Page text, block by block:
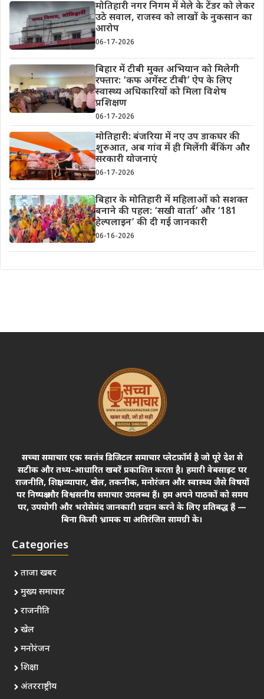
मोतिहारी नगर निगम में मेले के टेंडर को लेकर
उठे सवाल, राजस्व को लाखों के नुकसान का
आरोप
06-17-2026
बिहार में टीबी मुक्त अभियान को मिलेगी
रफ्तार: ‘कफ अगेंस्ट टीबी’ ऐप के लिए
स्वास्थ्य अधिकारियों को मिला विशेष
प्रशिक्षण
06-17-2026
मोतिहारी: बंजरिया में नए उप डाकघर की
शुरुआत, अब गांव में ही मिलेंगी बैंकिंग और
सरकारी योजनाएं
06-17-2026
बिहार के मोतिहारी में महिलाओं को सशक्त
बनाने की पहल: ‘सखी वार्ता’ और ‘181
हेल्पलाइन’ की दी गई जानकारी
06-16-2026
सच्चा समाचार एक स्वतंत्र डिजिटल समाचार प्लेटफ़ॉर्म है जो पूरे देश से
सटीक और तथ्य-आधारित खबरें प्रकाशित करता है। हमारी वेबसाइट पर
राजनीति, शिक्षा, व्यापार, खेल, तकनीक, मनोरंजन और स्वास्थ्य जैसे विषयों
पर निष्पक्ष और विश्वसनीय समाचार उपलब्ध हैं। हम अपने पाठकों को समय
पर, उपयोगी और भरोसेमंद जानकारी प्रदान करने के लिए प्रतिबद्ध हैं —
बिना किसी भ्रामक या अतिरंजित सामग्री के।
Categories
ताजा खबर
मुख्य समाचार
राजनीति
खेल
मनोरंजन
शिक्षा
अंतरराष्ट्रीय